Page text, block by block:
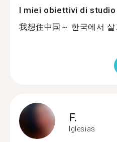
I miei obiettivi di studio
我想住中国～ 한국에서
F.
Iglesias